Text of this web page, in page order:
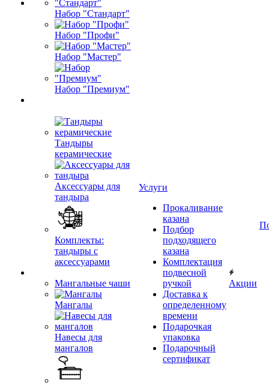
Набор "Стандарт"
Набор "Профи"
Набор "Мастер"
Набор "Премиум"
Тандыры
керамические
Аксессуары для
тандыра
Комплекты:
тандыры с
аксессуарами
Мангальные чаши
Мангалы
Навесы для
мангалов
Услуги
Прокаливание
казана
Подбор
подходящего
казана
Комплектация
подвесной
ручкой
Доставка к
определенному
времени
Подарочкая
упаковка
Подарочный
сертификат
Акции